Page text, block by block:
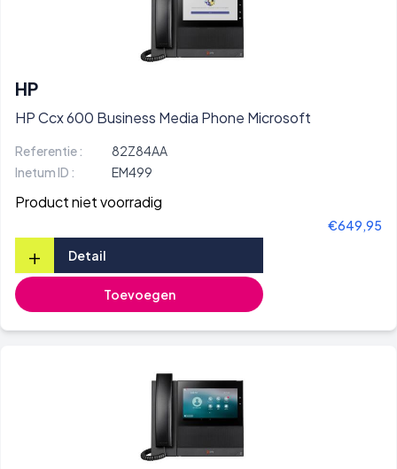
HP
HP Ccx 600 Business Media Phone Microsoft
Referentie :
82Z84AA
Inetum ID :
EM499
Product niet voorradig
€649,95
+ Detail
Toevoegen